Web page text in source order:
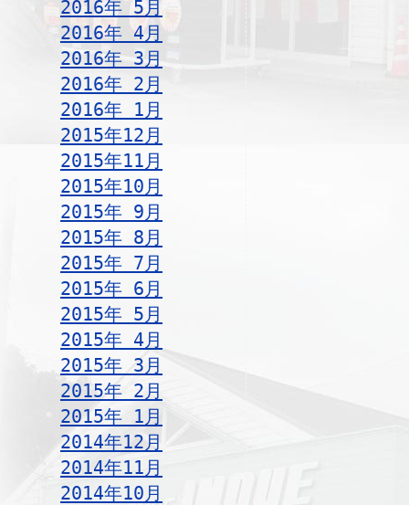
2016年 5月
2016年 4月
2016年 3月
2016年 2月
2016年 1月
2015年12月
2015年11月
2015年10月
2015年 9月
2015年 8月
2015年 7月
2015年 6月
2015年 5月
2015年 4月
2015年 3月
2015年 2月
2015年 1月
2014年12月
2014年11月
2014年10月